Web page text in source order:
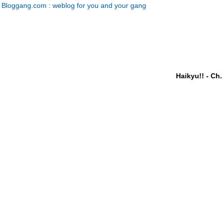
Bloggang.com : weblog for you and your gang
Haikyu!! -